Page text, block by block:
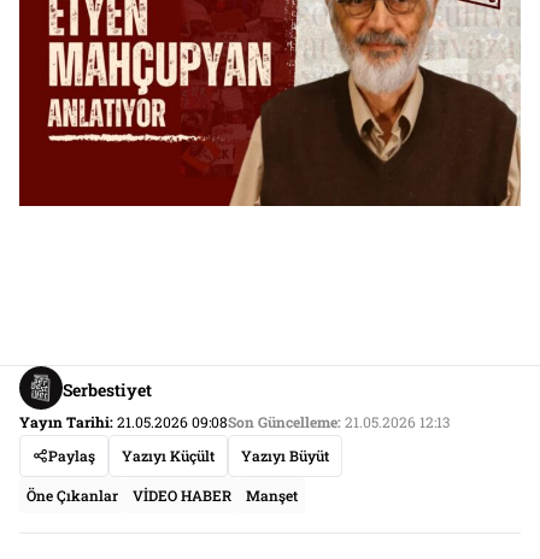
Serbestiyet
Yayın Tarihi:21.05.2026 09:08Son Güncelleme:21.05.2026 12:13
Paylaş
Yazıyı Küçült Yazıyı Büyüt
Öne Çıkanlar VİDEO HABER Manşet